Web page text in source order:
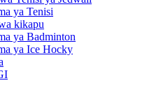
ya Tenisi
kikapu
ya Badminton
ya Ice Hocky